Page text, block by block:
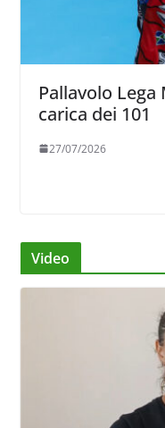
Pallavolo Lega
carica dei 101
27/07/2026
Video